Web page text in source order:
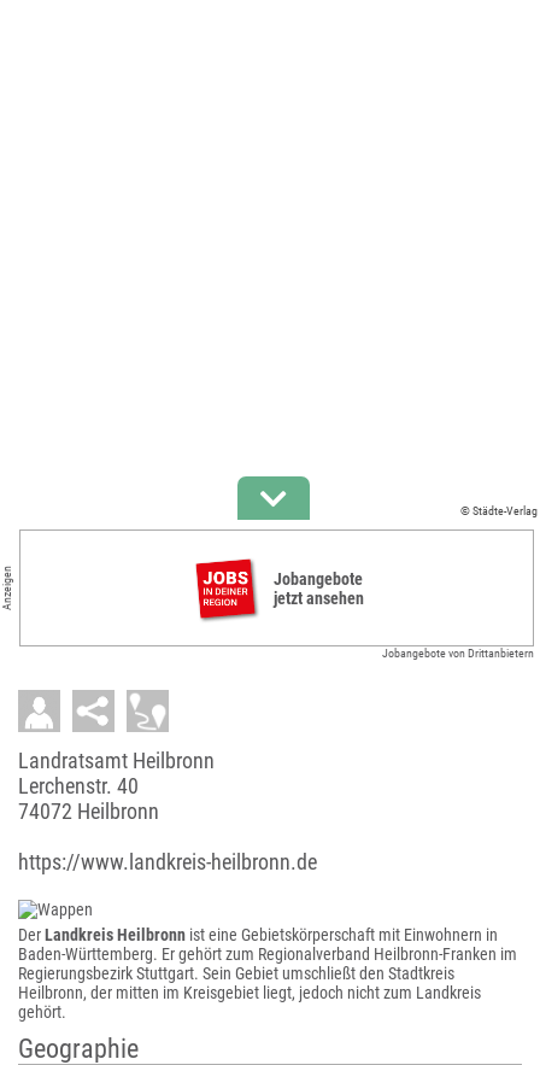
© Städte-Verlag
Anzeigen
Jobangebote
jetzt ansehen
Jobangebote von Drittanbietern
Landratsamt Heilbronn
Lerchenstr. 40
74072 Heilbronn
https://www.landkreis-heilbronn.de
DerLandkreis Heilbronn ist eine Gebietskörperschaft mit Einwohnern in
Baden-Württemberg. Er gehört zum Regionalverband Heilbronn-Franken im
Regierungsbezirk Stuttgart. Sein Gebiet umschließt den Stadtkreis
Heilbronn, der mitten im Kreisgebiet liegt, jedoch nicht zum Landkreis
gehört.
Geographie